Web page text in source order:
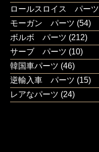
ロールスロイス パーツ
モーガン パーツ (54)
ボルボ パーツ (212)
サーブ パーツ (10)
韓国車パーツ (46)
逆輸入車 パーツ (15)
レアなパーツ (24)